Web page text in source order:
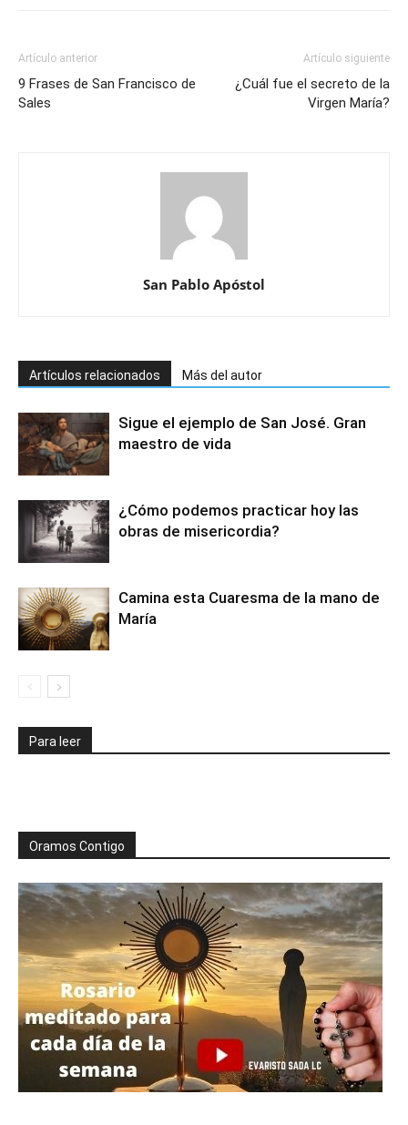
Artículo anterior
9 Frases de San Francisco de
Sales
Artículo siguiente
¿Cuál fue el secreto de la
Virgen María?
San Pablo Apóstol
Artículos relacionados Más del autor
Sigue el ejemplo de San José. Gran
maestro de vida
¿Cómo podemos practicar hoy las
obras de misericordia?
Camina esta Cuaresma de la mano de
María
Para leer
Oramos Contigo